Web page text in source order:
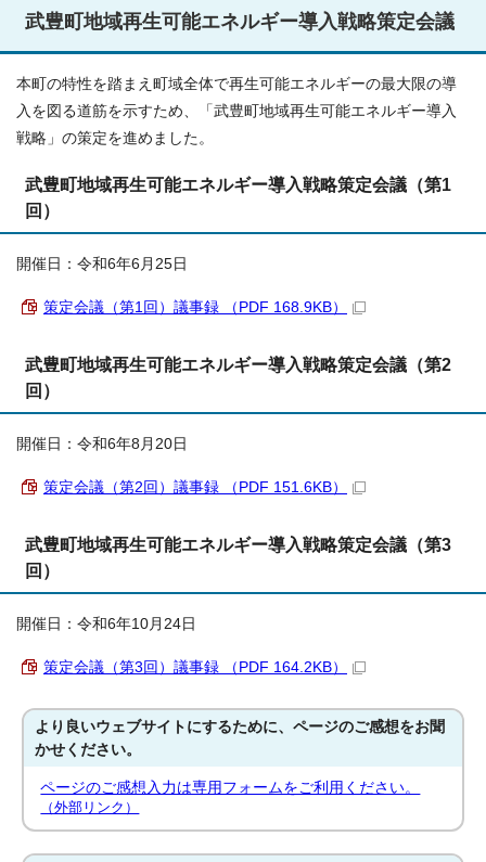
武豊町地域再生可能エネルギー導入戦略策定会議
本町の特性を踏まえ町域全体で再生可能エネルギーの最大限の導
入を図る道筋を示すため、「武豊町地域再生可能エネルギー導入
戦略」の策定を進めました。
武豊町地域再生可能エネルギー導入戦略策定会議（第1
回）
開催日：令和6年6月25日
策定会議（第1回）議事録 （PDF 168.9KB）
武豊町地域再生可能エネルギー導入戦略策定会議（第2
回）
開催日：令和6年8月20日
策定会議（第2回）議事録 （PDF 151.6KB）
武豊町地域再生可能エネルギー導入戦略策定会議（第3
回）
開催日：令和6年10月24日
策定会議（第3回）議事録 （PDF 164.2KB）
より良いウェブサイトにするために、ページのご感想をお聞
かせください。
ページのご感想入力は専用フォームをご利用ください。
（外部リンク）